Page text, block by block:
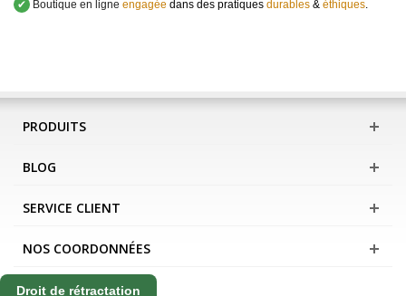
✔
Boutique en ligne engagée dans des pratiques durables & éthiques
PRODUITS
BLOG
SERVICE CLIENT
NOS COORDONNÉES
Droit de rétractation